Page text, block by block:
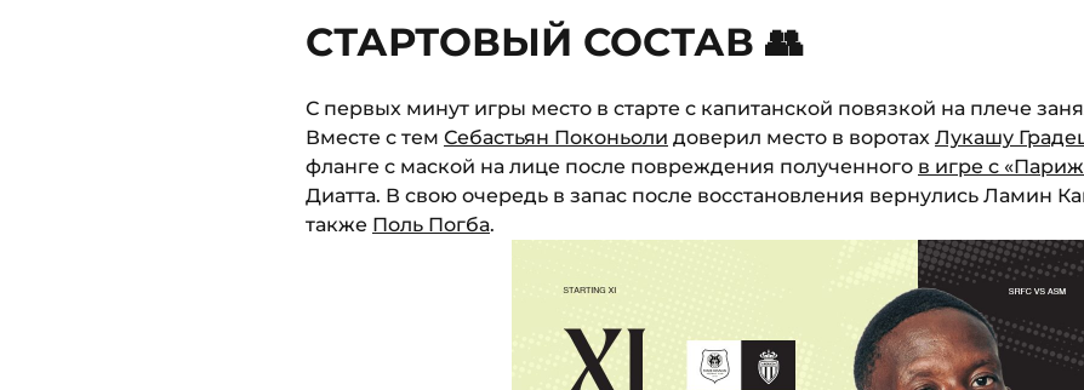
СТАРТОВЫЙ СОСТАВ 👥
С первых минут игры место в старте с капитанской повязкой на плече
Вместе с тем Себастьян Поконьоли доверил место в воротах Лукашу
фланге с маской на лице после повреждения полученного в игре с
Диатта. В свою очередь в запас после восстановления вернулись Ламин
также Поль Погба.